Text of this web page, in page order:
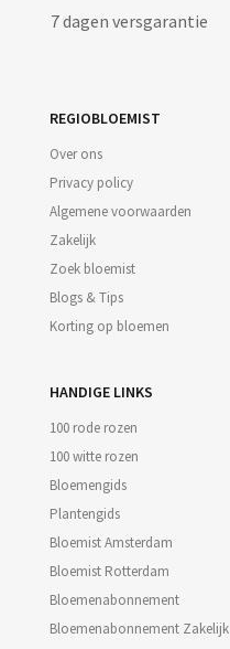
7 dagen versgarantie
REGIOBLOEMIST
Over ons
Privacy policy
Algemene voorwaarden
Zakelijk
Zoek bloemist
Blogs & Tips
Korting op bloemen
HANDIGE LINKS
100 rode rozen
100 witte rozen
Bloemengids
Plantengids
Bloemist Amsterdam
Bloemist Rotterdam
Bloemenabonnement
Bloemenabonnement Zakelijk